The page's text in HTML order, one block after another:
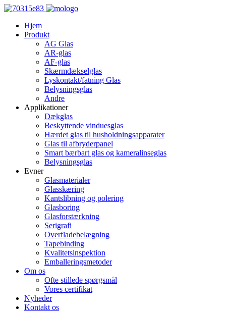
Hjem
Produkt
AG Glas
AR-glas
AF-glas
Skærmdækselglas
Lyskontakt/fatning Glas
Belysningsglas
Andre
Applikationer
Dækglas
Beskyttende vinduesglas
Hærdet glas til husholdningsapparater
Glas til afbryderpanel
Smart bærbart glas og kameralinseglas
Belysningsglas
Evner
Glasmaterialer
Glasskæring
Kantslibning og polering
Glasboring
Glasforstærkning
Serigrafi
Overfladebelægning
Tapebinding
Kvalitetsinspektion
Emballeringsmetoder
Om os
Ofte stillede spørgsmål
Vores certifikat
Nyheder
Kontakt os